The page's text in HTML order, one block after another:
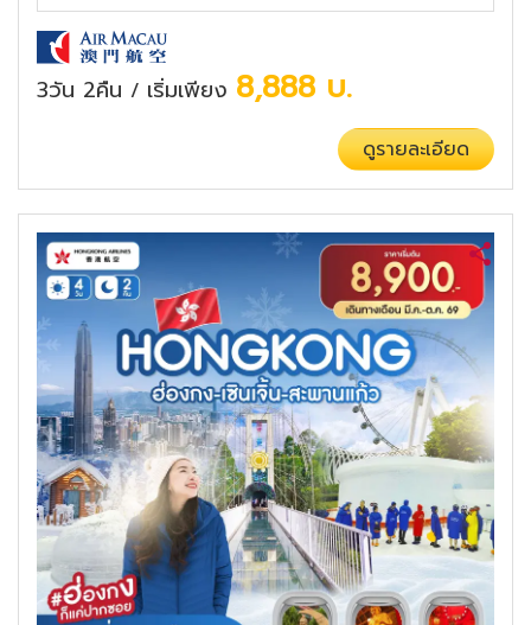
3วัน 2คืน / เริ่มเพียง 8,888 บ.
ดูรายละเอียด